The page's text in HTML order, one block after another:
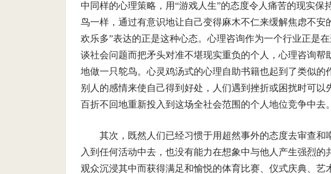
中同样的心理策略，用“游戏人生”的态度令人痛苦的现实
鸟一样，通过有意识地让自己变得麻木不仁来缓解焦虑不安
欢乐多”表达的正是这种心态。心理咨询作为一个行业正是
谈社会问题而把矛头对准不堪现实重负的个人，心理咨询
地做一只鸵鸟。心灵鸡汤式的心理自助书籍也起到了类似
别人的感情来使自己得到好处，人们遇到挫折或困扰时可以
百折不回地重新投入到这场全社会范围的个人地位竞争中去。
其次，既然人们已经习惯于用超然事外的态度去审查
入到任何活动中去，也没有能力在想象中与他人产生强烈
观众沉浸其中而获得满足和愉悦的体育比赛、仪式庆典、